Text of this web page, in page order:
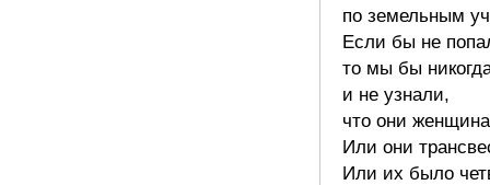
по земельным
Если бы не
то мы бы
и не узнали,
что они
Или они
Или их было